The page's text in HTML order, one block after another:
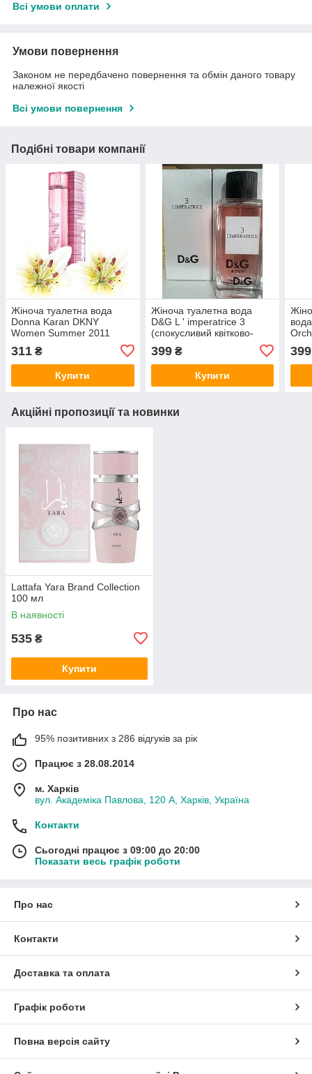
Всі умови оплати
Умови повернення
Законом не передбачено повернення та обмін даного товару
належної якості
Всі умови повернення
Подібні товари компанії
Жіноча туалетна вода
Donna Karan DKNY
Women Summer 2011
фруктовий аромат)
311 ₴
Купити
Жіноча туалетна вода
D&G L ' imperatrice 3
(спокусливий квітково-
399₴
Купити
399
Акційні пропозиції та новинки
Lattafa Yara Brand Collection
100 мл
В наявності
535 ₴
Купити
Про нас
95% позитивних з 286 відгуків за рік
Працює з 28.08.2014
м. Харків
вул. Академіка Павлова, 120 А, Харків, Україна
Контакти
Сьогодні працює з 09:00 до 20:00
Показати весь графік роботи
Про нас
Контакти
Доставка та оплата
Графік роботи
Повна версія сайту